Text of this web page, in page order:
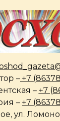
– +7
– +7
– +7
ул.